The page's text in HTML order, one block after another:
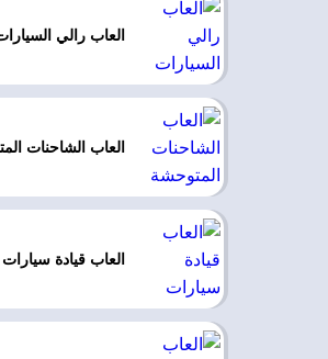
العاب رالي
العاب الشاحنات
العاب قيادة سيارات